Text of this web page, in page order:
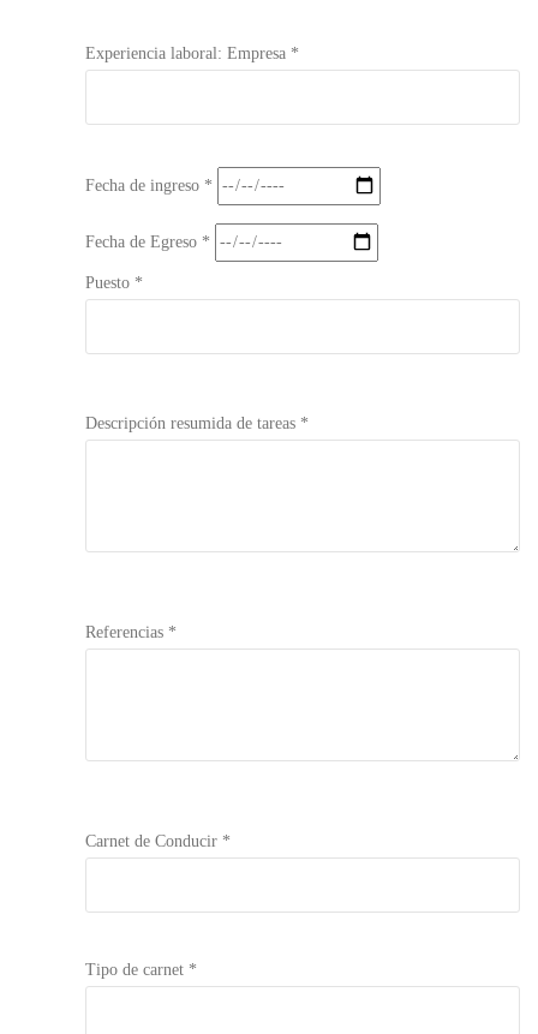
Experiencia laboral: Empresa *
Fecha de ingreso *
Fecha de Egreso *
Puesto *
Descripción resumida de tareas *
Referencias *
Carnet de Conducir *
Tipo de carnet *